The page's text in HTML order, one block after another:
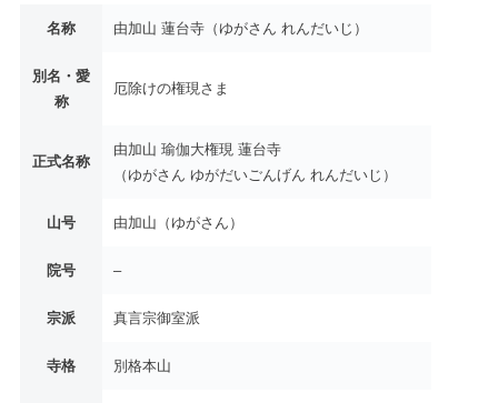
名称 由加山 蓮台寺（ゆがさん れんだいじ）
別名・愛
称
厄除けの権現さま
正式名称
由加山 瑜伽大権現 蓮台寺
（ゆがさん ゆがだいごんげん れんだいじ）
山号 由加山（ゆがさん）
院号 –
宗派 真言宗御室派
寺格 別格本山